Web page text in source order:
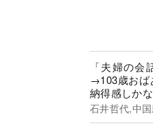
「夫婦の会
→103歳おば
納得感しか
石井哲代,中